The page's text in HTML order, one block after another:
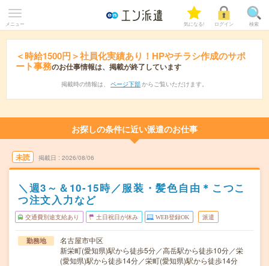
メニュー 気になる! ログイン 検索
＜時給1500円＞社員化実績あり！HPやチラシ作成のサポ
ート事務のお仕事情報は、掲載が終了しています
掲載時の情報は、 ページ下部 からご覧いただけます。
お探しの条件に近い派遣のお仕事
未読 掲載日 2026/08/06
＼週3～＆10-15時／服装・髪色自由＊こつこ
つ注文入力など
交通費別途支給あり 土日祝日が休み WEB登録OK 派遣
勤務地
名古屋市中区
新栄町(愛知県)駅から徒歩5分／高岳駅から徒歩10分／栄
(愛知県)駅から徒歩14分／栄町(愛知県)駅から徒歩14分